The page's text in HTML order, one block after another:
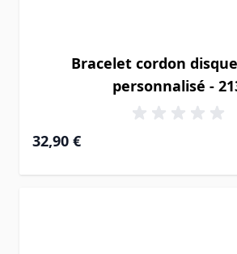
Bracelet cordon
personnalisé -
32,90 €